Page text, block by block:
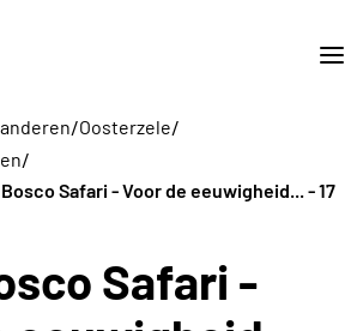
/Oosterzele/
/
Safari - Voor de eeuwigheid... - 17
Safari -